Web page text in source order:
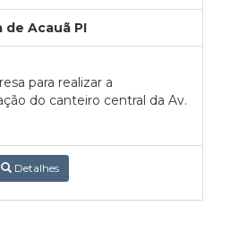
Acauã PI
para realizar a
do canteiro central da Av.
Detalhes